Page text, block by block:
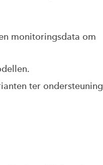
monitoringsdata om
ter ondersteuning